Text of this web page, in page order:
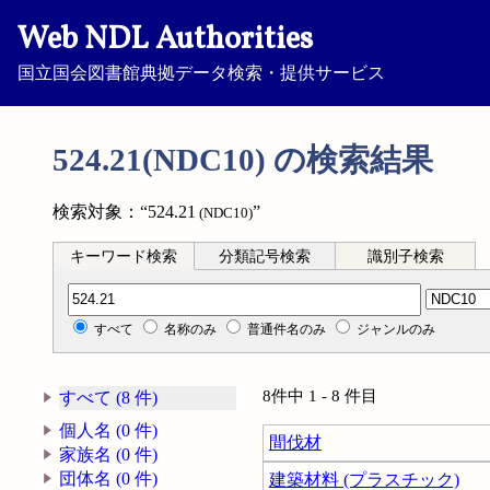
Web NDL Authorities
国立国会図書館典拠データ検索・提供サービス
524.21(NDC10) の検索結果
検索対象：“524.21 (NDC10)”
キーワード検索 分類記号検索 識別子検索
分類記号検索
すべて 名称のみ 普通件名のみ ジャンルのみ
すべて (8 件)
個人名 (0 件)
家族名 (0 件)
団体名 (0 件)
8件中 1 - 8 件目
間伐材
建築材料 (プラスチック)